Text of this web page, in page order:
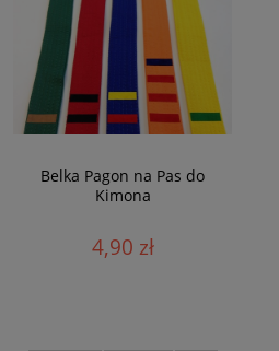
Belka Pagon na Pas do
Kimona
4,90 zł